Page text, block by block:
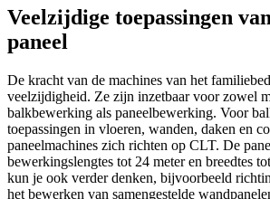
Veelzijdige toepassingen
paneel
De kracht van de machines van het
veelzijdigheid. Ze zijn inzetbaar voor zowel
balkbewerking als paneelbewerking. Voor
toepassingen in vloeren, wanden, daken en
paneelmachines zich richten op CLT. De
bewerkingslengtes tot 24 meter en breedtes
kun je ook verder denken, bijvoorbeeld
het bewerken van samengestelde